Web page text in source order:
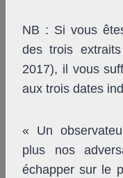
NB : Si vous
des trois
2017), il vous
aux trois dates
« Un
plus nos
échapper sur le